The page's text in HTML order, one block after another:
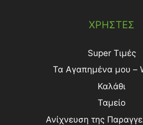
ΧΡΗΣΤΕΣ
Super Τιμές
Τα Αγαπημένα μου –
Καλάθι
Ταμείο
Ανίχνευση της